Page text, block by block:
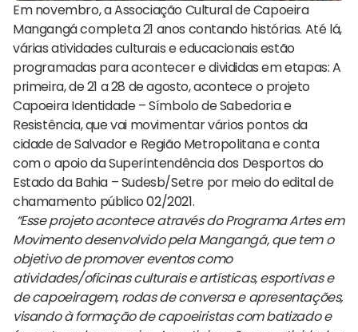
Em novembro, a Associação Cultural de Capoeira
Mangangá completa 21 anos contando histórias. Até lá,
várias atividades culturais e educacionais estão
programadas para acontecer e divididas em etapas: A
primeira, de 21 a 28 de agosto, acontece o projeto
Capoeira Identidade – Símbolo de Sabedoria e
Resistência, que vai movimentar vários pontos da
cidade de Salvador e Região Metropolitana e conta
com o apoio da Superintendência dos Desportos do
Estado da Bahia – Sudesb/Setre por meio do edital de
chamamento público 02/2021.
“Esse projeto acontece através do Programa Artes em
Movimento desenvolvido pela Mangangá, que tem o
objetivo de promover eventos como
atividades/oficinas culturais e artísticas, esportivas e
de capoeiragem, rodas de conversa e apresentações,
visando à formação de capoeiristas com batizado e